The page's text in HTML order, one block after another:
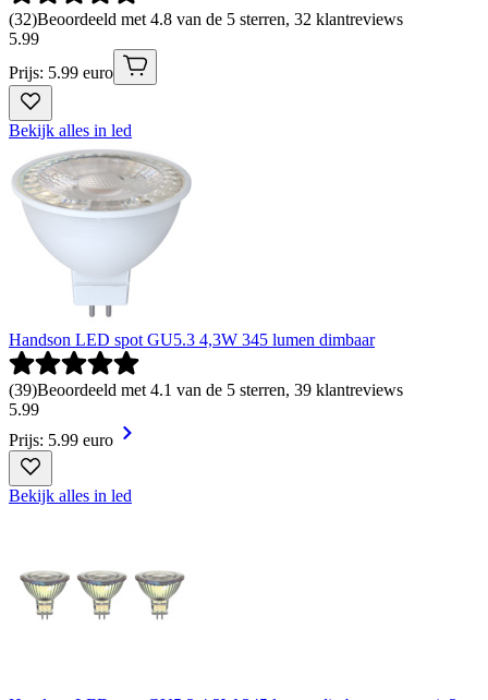
(32)Beoordeeld met 4.8 van de 5 sterren, 32 klantreviews
5.99
Prijs: 5.99 euro
Bekijk alles in led
Handson LED spot GU5.3 4,3W 345 lumen dimbaar
(39)Beoordeeld met 4.1 van de 5 sterren, 39 klantreviews
5.99
Prijs: 5.99 euro
Bekijk alles in led